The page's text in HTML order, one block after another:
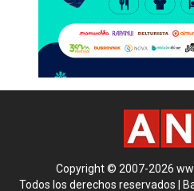
Copyright © 2007-2026
Todos los derechos reservados |